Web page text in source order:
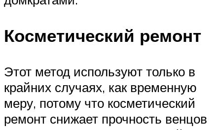
Косметический ремонт
Этот метод используют только в
крайних случаях, как временную
меру, потому что косметический
ремонт снижает прочность венцов